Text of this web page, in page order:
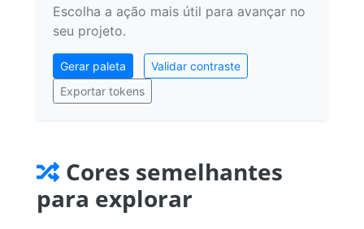
Escolha a ação mais útil para avançar no
seu projeto.
Gerar paleta
Validar contraste
Exportar tokens
Cores semelhantes
para explorar